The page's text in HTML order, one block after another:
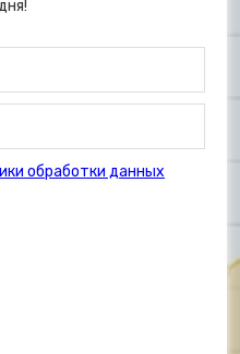
обработки данных